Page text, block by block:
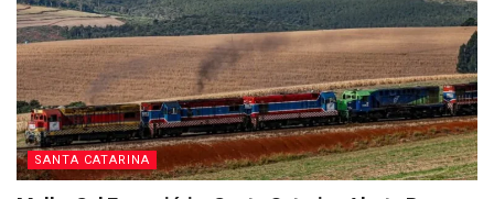
SANTA CATARINA